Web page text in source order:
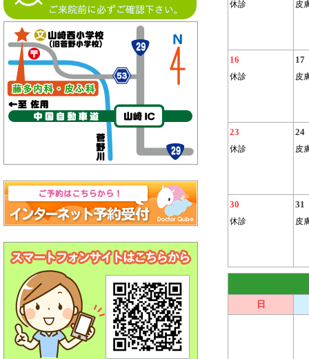
休診 皮
16
休診
17
皮
23
休診
24
皮
30
休診
31
皮
日